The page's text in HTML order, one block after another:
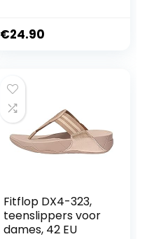
Multi
€24.90
Fitflop DX4-323,
teenslippers voor
dames, 42 EU